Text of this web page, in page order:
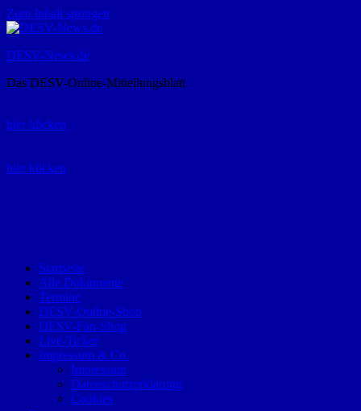
Zum Inhalt springen
DESV-News.de
Das DESV-Online-Mitteilungsblatt
hier klicken
hier klicken
Startseite
Alle Dokumente
Termine
DESV-Online-Shop
DESV-Fan-Shop
Live-Ticker
Impressum & Co.
Impressum
Datenschutzerklärung
Cookies